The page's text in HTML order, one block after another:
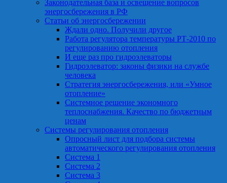
Законодательная база и освещение вопросов
энергосбережения в РФ
Статьи об энергосбережении
Ждали одно. Получили другое
Работа регулятора температуры РТ-2010 по
регулированию отопления
И еще раз про гидроэлеваторы
Гидроэлеватор: законы физики на службе
человека
Стратегия энергосбережения, или «Умное
отопление»
Системное решение экономного
теплоснабжения. Качество по бюджетным
ценам
Системы регулирования отопления
Опросный лист для подбора системы
автоматического регулирования отопления
Система 1
Система 2
Система 3